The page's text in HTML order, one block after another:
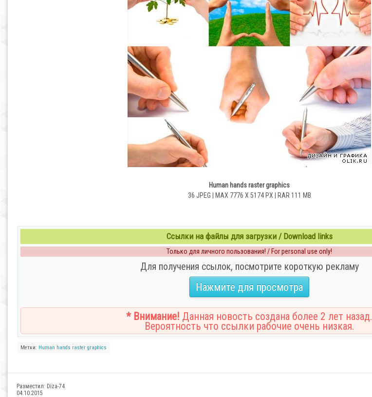
Human hands raster graphics
36 JPEG | MAX 7776 X 5174 PX | RAR 111 MB
Ссылки на файлы для загрузки / Download links
Только для личного пользования! / For personal use only!
Для получения ссылок, посмотрите короткую рекламу
Нажмите для просмотра
* Внимание! Данная новость создана более 2 лет назад.
Вероятность что ссылки рабочие очень низкая.
Метки: Human hands raster graphics
Разместил: Diza-74
04.10.2015